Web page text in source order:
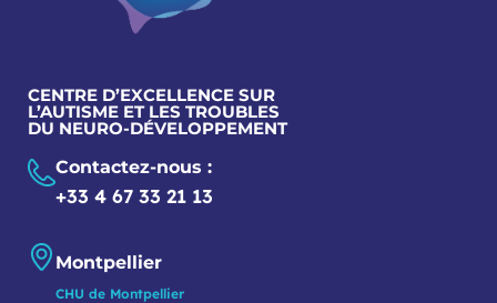
CENTRE D’EXCELLENCE SUR
L’AUTISME ET LES TROUBLES
DU NEURO-DÉVELOPPEMENT
Contactez-nous :
+33 4 67 33 21 13
Montpellier
CHU de Montpellier